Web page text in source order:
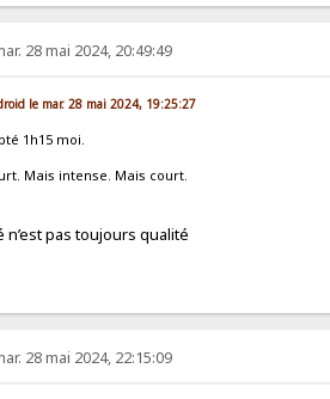
28 mai 2024, 20:49:49
le mar. 28 mai 2024, 19:25:27
1h15 moi.
Mais intense. Mais court.
n’est pas toujours qualité
28 mai 2024, 22:15:09